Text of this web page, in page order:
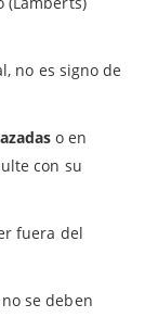
no es signo de
o en
con su
fuera del
se deben